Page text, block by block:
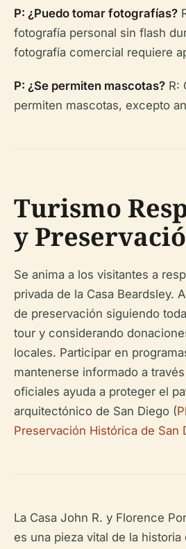
P: ¿Puedo tomar fotografías?
fotografía personal sin flash
fotografía comercial requiere
P: ¿Se permiten mascotas? R:
permiten mascotas, excepto
Turismo
y
Se anima a los visitantes a
privada de la Casa Beardsley.
de preservación siguiendo
tour y considerando
locales. Participar en
mantenerse informado a
oficiales ayuda a proteger el
arquitectónico de San Diego (
Preservación Histórica de San
La Casa John R. y Florence
es una pieza vital de la historia